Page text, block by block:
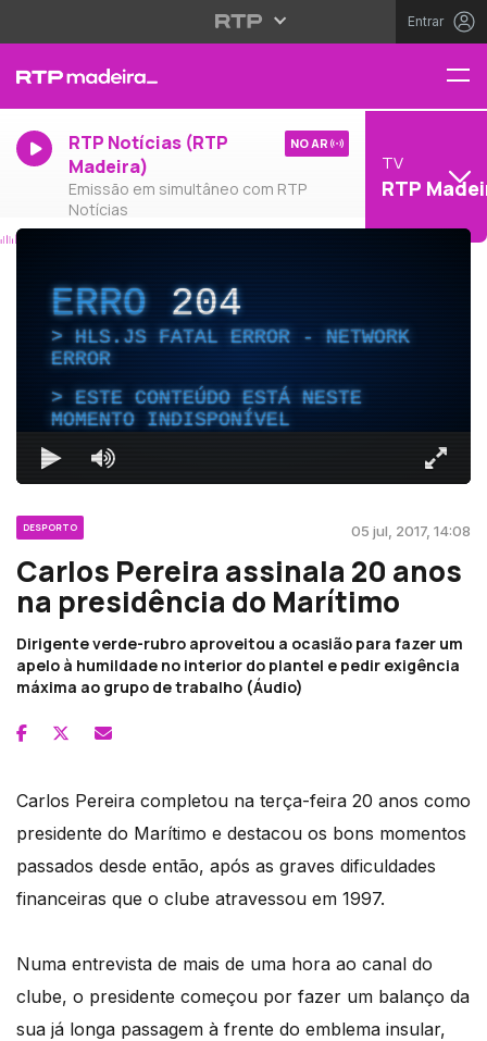
Entrar
RTP Notícias (RTP
Madeira)
Emissão em simultâneo com RTP
Notícias
NO AR
TV
RTP
ERRO204
HLS.JS FATAL ERROR - NETWORK
ERROR
ESTE CONTEÚDO ESTÁ NESTE
MOMENTO INDISPONÍVEL
DESPORTO 05 jul, 2017, 14:08
Carlos Pereira assinala 20 anos
na presidência do Marítimo
Dirigente verde-rubro aproveitou a ocasião para fazer um
apelo à humildade no interior do plantel e pedir exigência
máxima ao grupo de trabalho (Áudio)
Carlos Pereira completou na terça-feira 20 anos como
presidente do Marítimo e destacou os bons momentos
passados desde então, após as graves dificuldades
financeiras que o clube atravessou em 1997.
Numa entrevista de mais de uma hora ao canal do
clube, o presidente começou por fazer um balanço da
sua já longa passagem à frente do emblema insular,